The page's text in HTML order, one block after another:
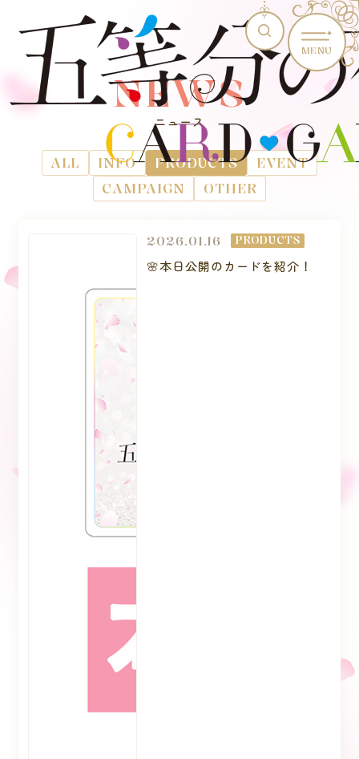
MENU
NEWS
ニュース
ALL INFO PRODUCTS
EVENT
CAMPAIGN
OTHER
2026.01.16 PRODUCTS
🌸本日公開のカードを紹介！